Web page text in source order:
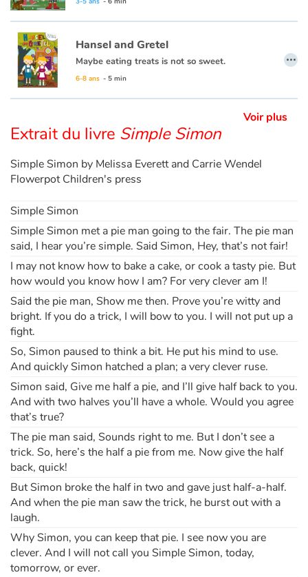
Apprendre les langues
Dyslexie, troubles de la lecture
Nos listes de lecture
Les plus lus
Coups de coeur
Hansel and Gretel
Maybe eating treats is not so sweet.
6-8 ans - 5 min
…
Voir plus
Extrait du livre Simple Simon
Simple Simon by Melissa Everett and Carrie Wendel
Flowerpot Children's press
Simple Simon
Simple Simon met a pie man going to the fair. The pie man
said, I hear you’re simple. Said Simon, Hey, that’s not fair!
I may not know how to bake a cake, or cook a tasty pie. But
how would you know how I am? For very clever am I!
Said the pie man, Show me then. Prove you’re witty and
bright. If you do a trick, I will bow to you. I will not put up a
fight.
So, Simon paused to think a bit. He put his mind to use.
And quickly Simon hatched a plan; a very clever ruse.
Simon said, Give me half a pie, and I’ll give half back to you.
And with two halves you’ll have a whole. Would you agree
that’s true?
The pie man said, Sounds right to me. But I don’t see a
trick. So, here’s the half a pie from me. Now give the half
back, quick!
But Simon broke the half in two and gave just half-a-half.
And when the pie man saw the trick, he burst out with a
laugh.
Why Simon, you can keep that pie. I see now you are
clever. And I will not call you Simple Simon, today,
tomorrow, or ever.